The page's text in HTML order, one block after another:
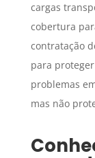
cargas
cobertura
contratação
para
problemas
mas não